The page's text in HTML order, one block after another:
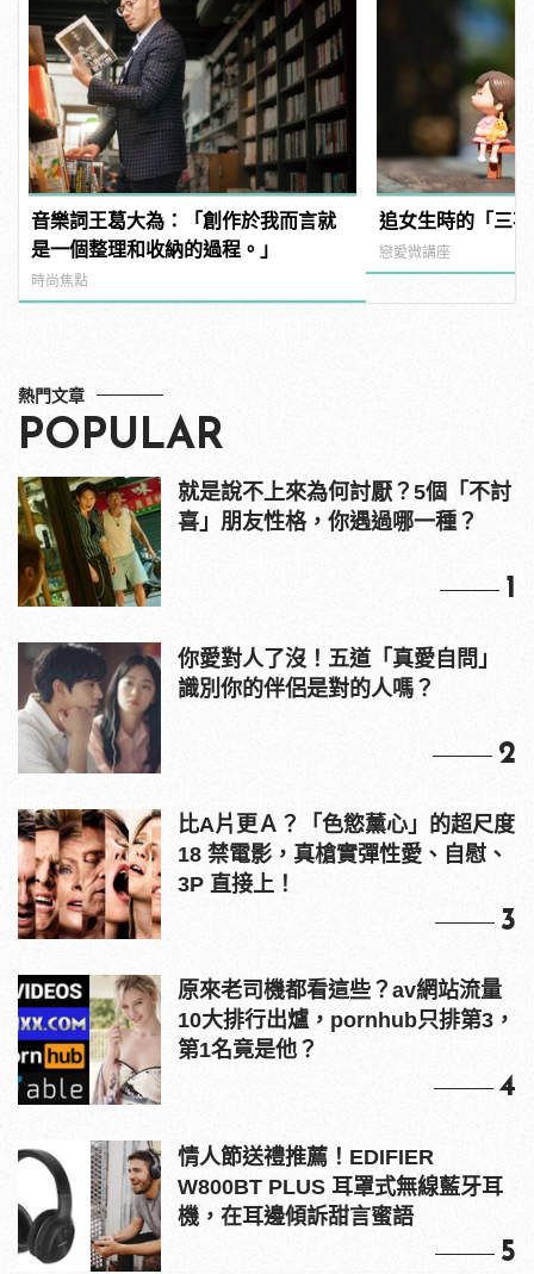
音樂詞王葛大為：「創作於我而言就
是一個整理和收納的過程。」
時尚焦點
追女生時的「三
戀愛微講座
熱門文章
POPULAR
就是說不上來為何討厭？5個「不討
喜」朋友性格，你遇過哪一種？
1
你愛對人了沒！五道「真愛自問」
識別你的伴侶是對的人嗎？
2
比A片更Ａ？「色慾薰心」的超尺度
18 禁電影，真槍實彈性愛、自慰、
3P 直接上！
3
原來老司機都看這些？av網站流量
10大排行出爐，pornhub只排第3，
第1名竟是他？
4
情人節送禮推薦！EDIFIER
W800BT PLUS 耳罩式無線藍牙耳
機，在耳邊傾訴甜言蜜語
5